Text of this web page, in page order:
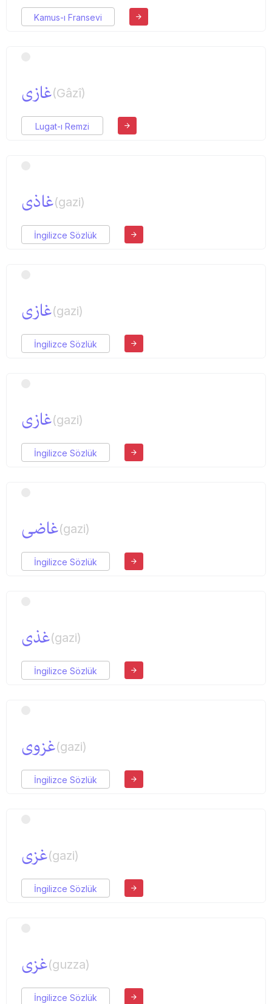
Kamus-ı Fransevi
غازی(Gâzî)
Lugat-ı Remzi
غاذی(gazi)
İngilizce Sözlük
غازی(gazi)
İngilizce Sözlük
غازی(gazi)
İngilizce Sözlük
غاضی(gazi)
İngilizce Sözlük
غذی(gazi)
İngilizce Sözlük
غزوی(gazi)
İngilizce Sözlük
غزی(gazi)
İngilizce Sözlük
غزی(guzza)
İngilizce Sözlük